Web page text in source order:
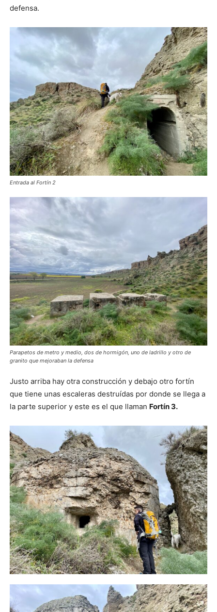
defensa.
Entrada al Fortín 2
Parapetos de metro y medio, dos de hormigón, uno de ladrillo y otro de
granito que mejoraban la defensa
Justo arriba hay otra construcción y debajo otro fortín
que tiene unas escaleras destruídas por donde se llega a
la parte superior y este es el que llaman Fortín 3.